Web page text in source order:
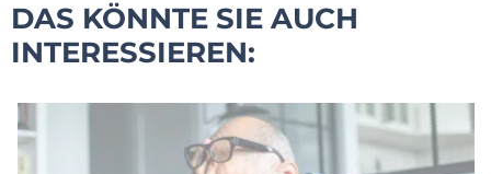
DAS KÖNNTE SIE AUCH
INTERESSIEREN: